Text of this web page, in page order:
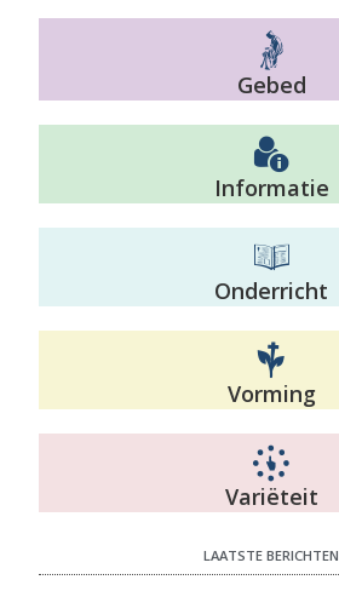
Gebed
Informatie
Onderricht
Vorming
Variëteit
LAATSTE BERICHTEN